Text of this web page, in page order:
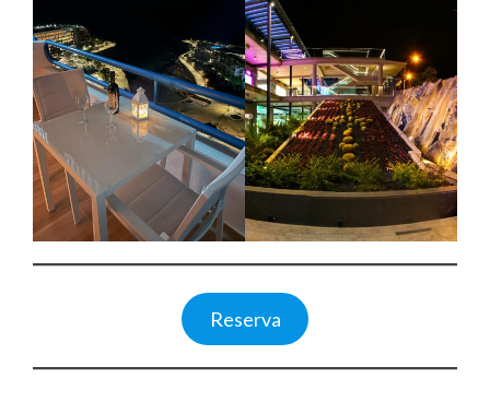
Reserva